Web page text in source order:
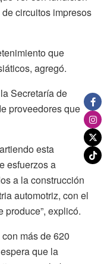
circuitos impresos
que
agregó.
Secretaría de
proveedores que
esta
esfuerzos a
a la construcción
automotriz, con el
produce”, explicó.
más de 620
que la